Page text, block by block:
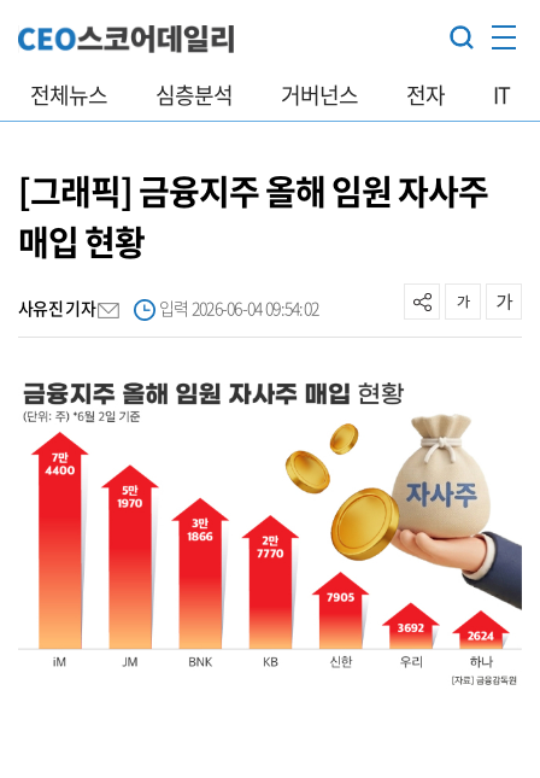
전체뉴스 심층분석 거버넌스 전자 IT
[그래픽] 금융지주 올해 임원 자사주
매입 현황
사유진 기자 입력 2026-06-04 09:54:02